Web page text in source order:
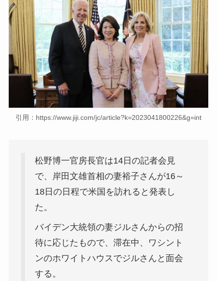
引用：https://www.jiji.com/jc/article?k=2023041800226&g=int
松野博一官房長官は14日の記者会見
で、岸田文雄首相の妻裕子さんが16～
18日の日程で米国を訪れると発表し
た。
バイデン大統領の妻ジルさんからの招
待に応じたもので、滞在中、ワシント
ンのホワイトハウスでジルさんと面会
する。